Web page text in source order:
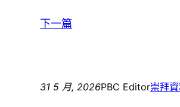
下一篇
31 5 月, 2026PBC Editor崇拜